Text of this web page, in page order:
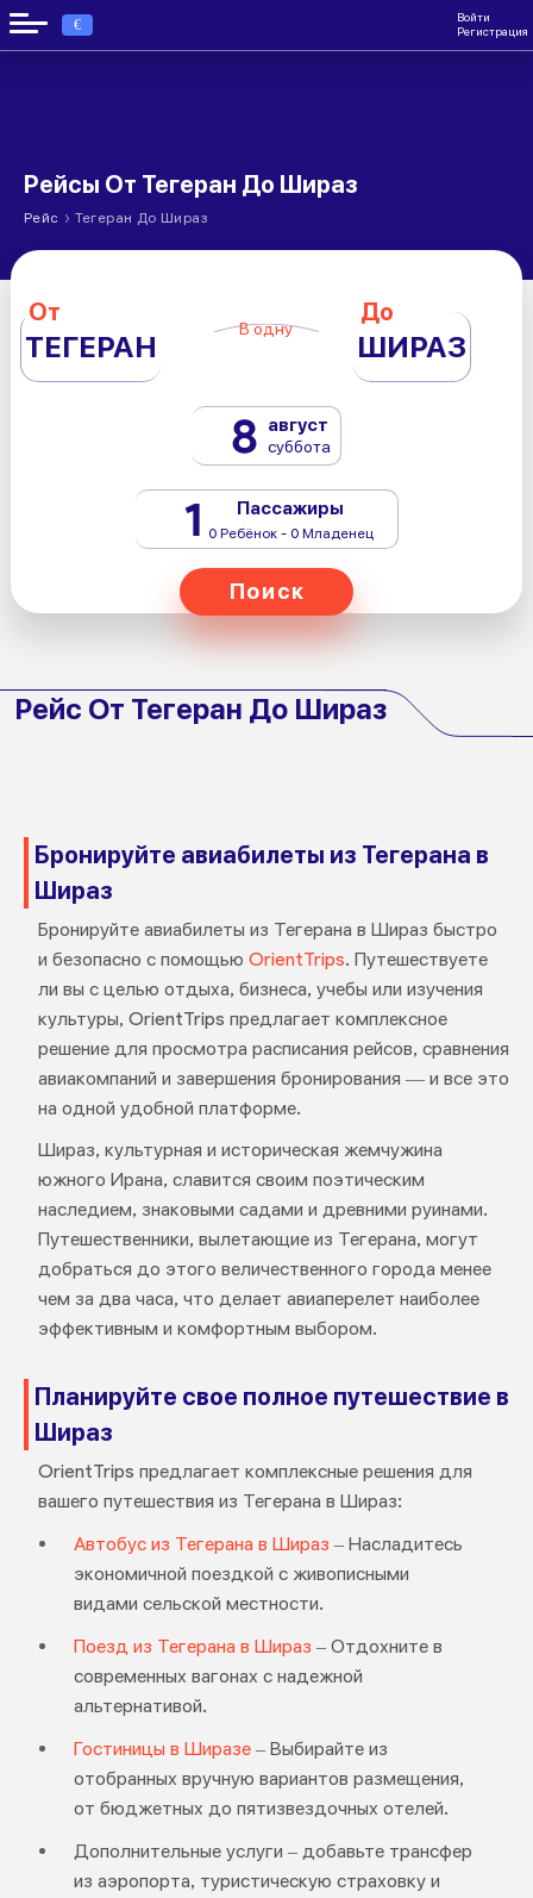
€
Войти
Регистрация
Рейсы От Тегеран До Шираз
Рейс › Тегеран До Шираз
От
ТЕГЕРАН В одну
До
ШИРАЗ
8 август
суббота
1 Пассажиры
0 Ребёнок - 0 Младенец
Поиск
Рейс От Тегеран До Шираз
Бронируйте авиабилеты из Тегерана в
Шираз
Бронируйте авиабилеты из Тегерана в Шираз быстро
и безопасно с помощью OrientTrips. Путешествуете
ли вы с целью отдыха, бизнеса, учебы или изучения
культуры, OrientTrips предлагает комплексное
решение для просмотра расписания рейсов, сравнения
авиакомпаний и завершения бронирования — и все это
на одной удобной платформе.
Шираз, культурная и историческая жемчужина
южного Ирана, славится своим поэтическим
наследием, знаковыми садами и древними руинами.
Путешественники, вылетающие из Тегерана, могут
добраться до этого величественного города менее
чем за два часа, что делает авиаперелет наиболее
эффективным и комфортным выбором.
Планируйте свое полное путешествие в
Шираз
OrientTrips предлагает комплексные решения для
вашего путешествия из Тегерана в Шираз:
Автобус из Тегерана в Шираз – Насладитесь
экономичной поездкой с живописными
видами сельской местности.
Поезд из Тегерана в Шираз – Отдохните в
современных вагонах с надежной
альтернативой.
Гостиницы в Ширазе– Выбирайте из
отобранных вручную вариантов размещения,
от бюджетных до пятизвездочных отелей.
Дополнительные услуги – добавьте трансфер
из аэропорта, туристическую страховку и